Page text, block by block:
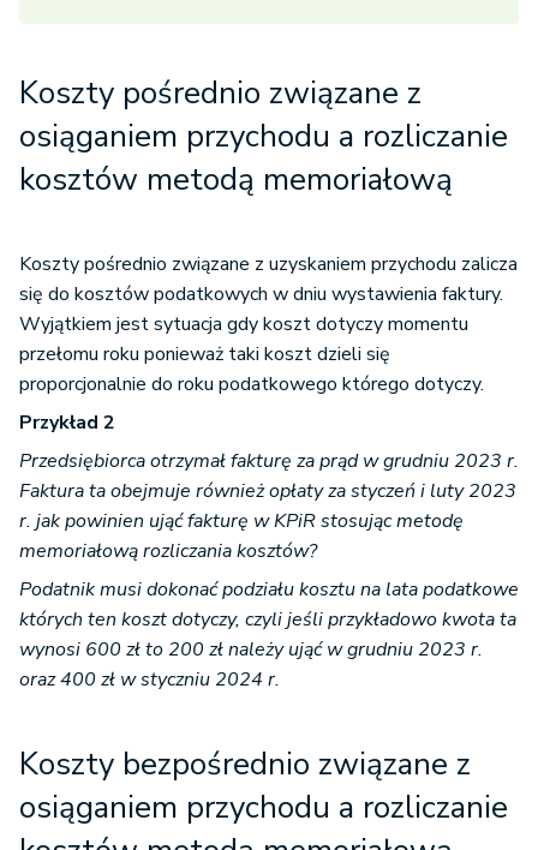
Koszty pośrednio związane z
osiąganiem przychodu a rozliczanie
kosztów metodą memoriałową
Koszty pośrednio związane z uzyskaniem przychodu zalicza
się do kosztów podatkowych w dniu wystawienia faktury.
Wyjątkiem jest sytuacja gdy koszt dotyczy momentu
przełomu roku ponieważ taki koszt dzieli się
proporcjonalnie do roku podatkowego którego dotyczy.
Przykład 2
Przedsiębiorca otrzymał fakturę za prąd w grudniu 2023 r.
Faktura ta obejmuje również opłaty za styczeń i luty 2023
r. jak powinien ująć fakturę w KPiR stosując metodę
memoriałową rozliczania kosztów?
Podatnik musi dokonać podziału kosztu na lata podatkowe
których ten koszt dotyczy, czyli jeśli przykładowo kwota ta
wynosi 600 zł to 200 zł należy ująć w grudniu 2023 r.
oraz 400 zł w styczniu 2024 r.
Koszty bezpośrednio związane z
osiąganiem przychodu a rozliczanie